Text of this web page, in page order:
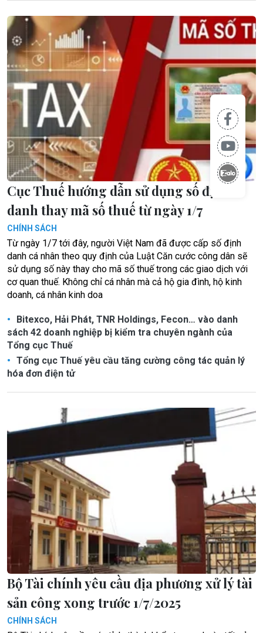
Cục Thuế hướng dẫn sử dụng số định
danh thay mã số thuế từ ngày 1/7
CHÍNH SÁCH
Từ ngày 1/7 tới đây, người Việt Nam đã được cấp số định
danh cá nhân theo quy định của Luật Căn cước công dân sẽ
sử dụng số này thay cho mã số thuế trong các giao dịch với
cơ quan thuế. Không chỉ cá nhân mà cả hộ gia đình, hộ kinh
doanh, cá nhân kinh doa
Bitexco, Hải Phát, TNR Holdings, Fecon… vào danh
sách 42 doanh nghiệp bị kiểm tra chuyên ngành của
Tổng cục Thuế
Tổng cục Thuế yêu cầu tăng cường công tác quản lý
hóa đơn điện tử
Bộ Tài chính yêu cầu địa phương xử lý tài
sản công xong trước 1/7/2025
CHÍNH SÁCH